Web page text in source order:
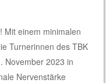
Mit einem minimalen
Turnerinnen des TBK
November 2023 in
Nervenstärke